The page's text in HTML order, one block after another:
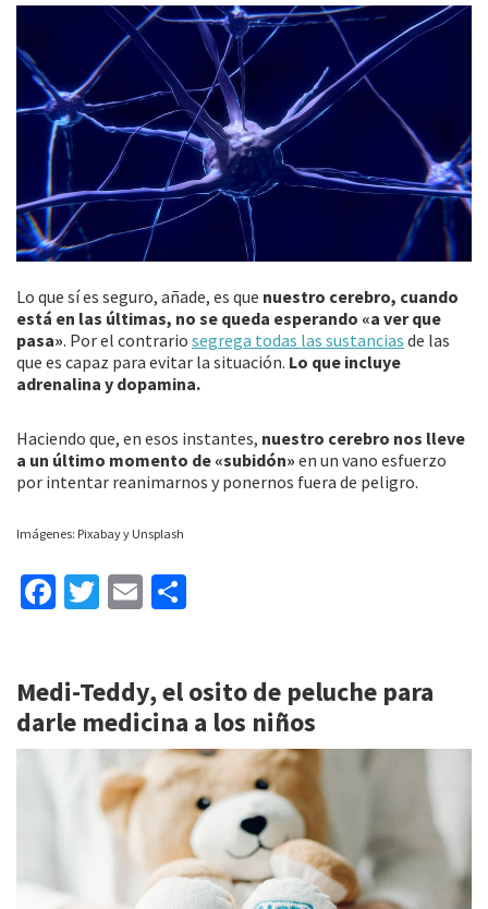
Lo que sí es seguro, añade, es que nuestro cerebro, cuando
está en las últimas, no se queda esperando «a ver que
pasa». Por el contrario segrega todas las sustancias de las
que es capaz para evitar la situación. Lo que incluye
adrenalina y dopamina.
Haciendo que, en esos instantes, nuestro cerebro nos lleve
a un último momento de «subidón» en un vano esfuerzo
por intentar reanimarnos y ponernos fuera de peligro.
Imágenes: Pixabay y Unsplash
Fa
o
o
T
er
E
l
p
ar
tir
Medi-Teddy, el osito de peluche para
darle medicina a los niños